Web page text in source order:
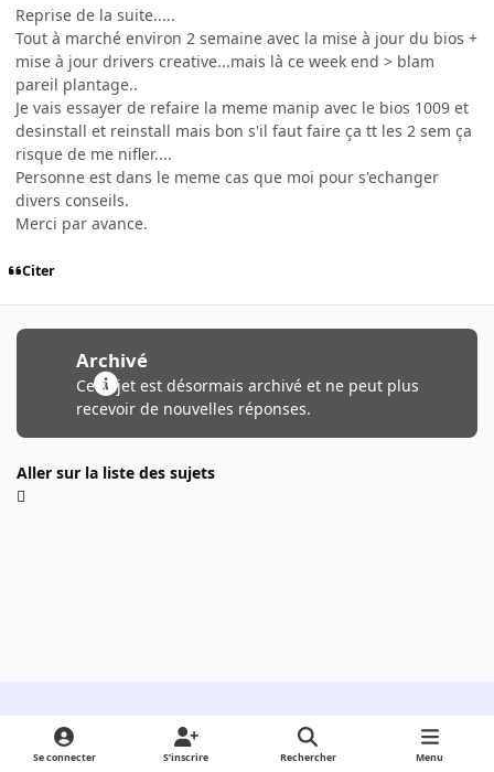
Reprise de la suite.....
Tout à marché environ 2 semaine avec la mise à jour du bios +
mise à jour drivers creative...mais là ce week end > blam
pareil plantage..
Je vais essayer de refaire la meme manip avec le bios 1009 et
desinstall et reinstall mais bon s'il faut faire ça tt les 2 sem ça
risque de me nifler....
Personne est dans le meme cas que moi pour s'echanger
divers conseils.
Merci par avance.
Citer
Archivé
Ce sujet est désormais archivé et ne peut plus
recevoir de nouvelles réponses.
Aller sur la liste des sujets
Light ModeDark ModeSystem Preference
Se connecter S’inscrire Rechercher Menu